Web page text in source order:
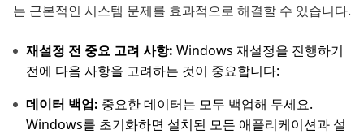
는 근본적인 시스템 문제를 효과적으로 해결할 수 있습니다.
재설정 전 중요 고려 사항: Windows 재설정을 진행하기
전에 다음 사항을 고려하는 것이 중요합니다:
데이터 백업: 중요한 데이터는 모두 백업해 두세요.
Windows를 초기화하면 설치된 모든 애플리케이션과 설